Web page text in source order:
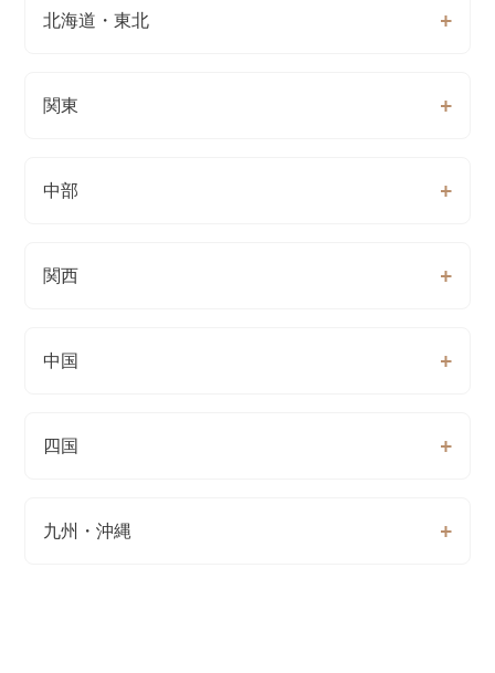
北海道・東北
関東
中部
関西
中国
四国
九州・沖縄